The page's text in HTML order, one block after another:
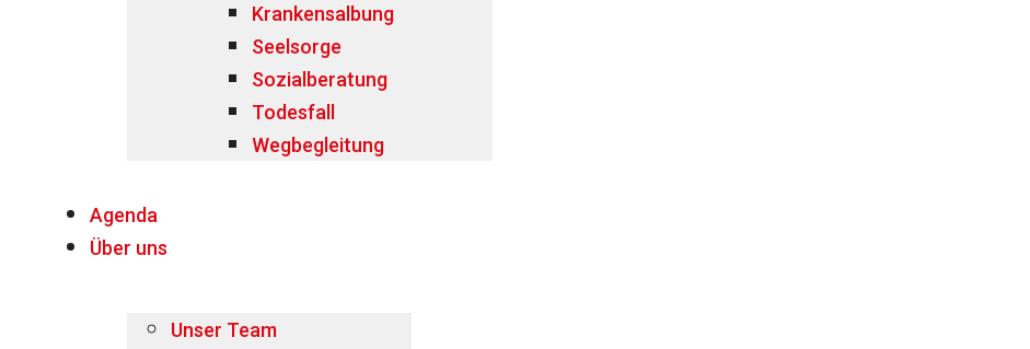
Krankensalbung
Seelsorge
Sozialberatung
Todesfall
Wegbegleitung
Agenda
Über uns
Unser Team